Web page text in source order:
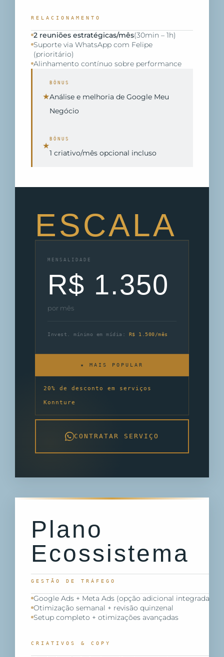
ESCALA
MENSALIDADE
R$ 1.350
por mês
Invest. mínimo em mídia: R$ 1.500/mês
★ MAIS POPULAR
20% de desconto em serviços
Konnture
CONTRATAR SERVIÇO
RELACIONAMENTO
2 reuniões estratégicas/mês(30min – 1h)
Suporte via WhatsApp com Felipe
(prioritário)
Alinhamento contínuo sobre performance
★
BÔNUS
Análise e melhoria de Google Meu
Negócio
★
BÔNUS
1 criativo/mês opcional incluso
Plano
Ecossistema
GESTÃO DE TRÁFEGO
Google Ads + Meta Ads (opção adicional integrada)
Otimização semanal + revisão quinzenal
Setup completo + otimizações avançadas
CRIATIVOS & COPY